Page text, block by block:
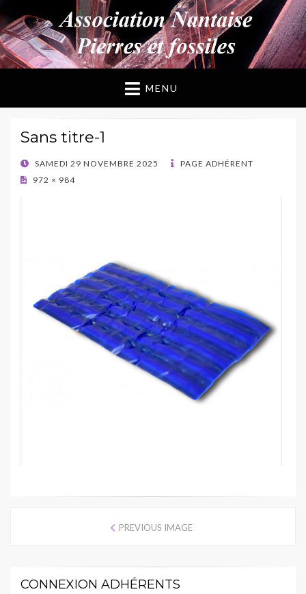
ANPF
Association Nantaise Pierres et Fossiles
MENU
Sans titre-1
POSTED
ON
SAMEDI 29 NOVEMBRE 2025
PAGE ADHÉRENT
972 × 984
PREVIOUS IMAGE
CONNEXION ADHÉRENTS